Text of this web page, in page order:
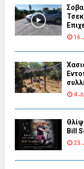
16
4
Bill
23